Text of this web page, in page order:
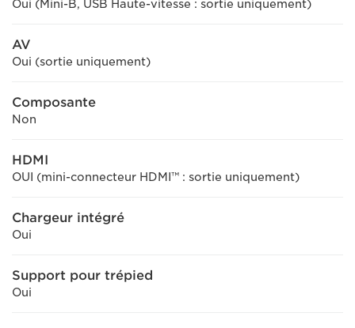
Oui (Mini-B, USB Haute-vitesse : sortie uniquement)
AV
Oui (sortie uniquement)
Composante
Non
HDMI
OUI (mini-connecteur HDMI™ : sortie uniquement)
Chargeur intégré
Oui
Support pour trépied
Oui